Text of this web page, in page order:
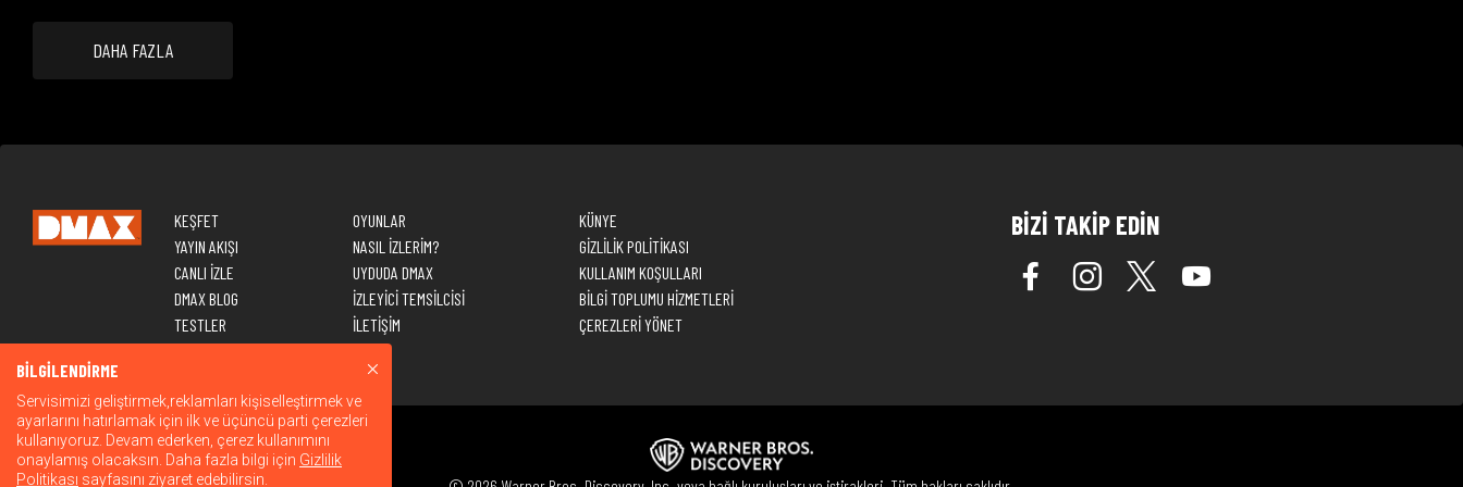
DAHA FAZLA
KEŞFET
YAYIN AKIŞI
CANLI İZLE
DMAX BLOG
TESTLER
OYUNLAR
NASIL İZLERİM?
UYDUDA DMAX
İZLEYİCİ TEMSİLCİSİ
İLETİŞİM
KÜNYE
GİZLİLİK POLİTİKASI
KULLANIM KOŞULLARI
BİLGİ TOPLUMU HİZMETLERİ
ÇEREZLERİ YÖNET
BİZİ TAKİP EDİN
BİLGİLENDİRME
Servisimizi geliştirmek,reklamları kişiselleştirmek ve
ayarlarını hatırlamak için ilk ve üçüncü parti çerezleri
kullanıyoruz. Devam ederken, çerez kullanımını
onaylamış olacaksın. Daha fazla bilgi için Gizlilik
Politikası sayfasını ziyaret edebilirsin.